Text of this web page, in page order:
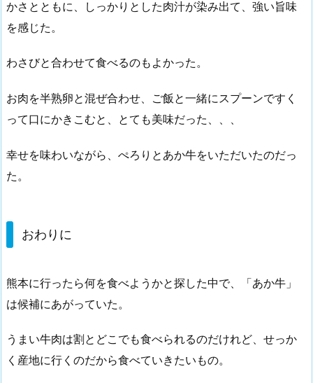
かさとともに、しっかりとした肉汁が染み出て、強い旨味
を感じた。
わさびと合わせて食べるのもよかった。
お肉を半熟卵と混ぜ合わせ、ご飯と一緒にスプーンですく
って口にかきこむと、とても美味だった、、、
幸せを味わいながら、ぺろりとあか牛をいただいたのだっ
た。
おわりに
熊本に行ったら何を食べようかと探した中で、「あか牛」
は候補にあがっていた。
うまい牛肉は割とどこでも食べられるのだけれど、せっか
く産地に行くのだから食べていきたいもの。